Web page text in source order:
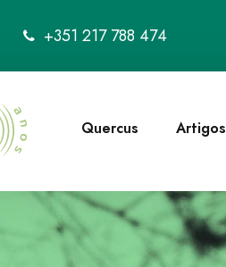
+351 217 788 474
Quercus Artigos